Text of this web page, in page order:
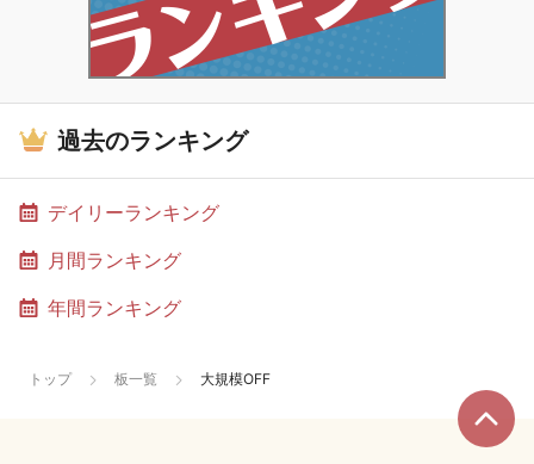
過去のランキング
デイリーランキング
月間ランキング
年間ランキング
トップ 板一覧 大規模OFF